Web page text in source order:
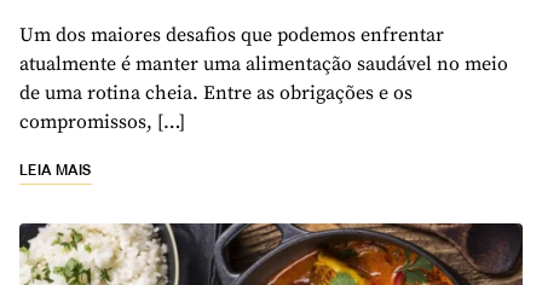
Um dos maiores desafios que podemos enfrentar
atualmente é manter uma alimentação saudável no meio
de uma rotina cheia. Entre as obrigações e os
compromissos, […]
LEIA MAIS